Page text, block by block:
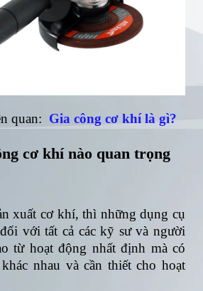
quan: Gia công cơ khí là gì?
cơ khí nào quan trọng
xuất cơ khí, thì những dụng cụ
với tất cả các kỹ sư và người
từ hoạt động nhất định mà có
nhau và cần thiết cho hoạt